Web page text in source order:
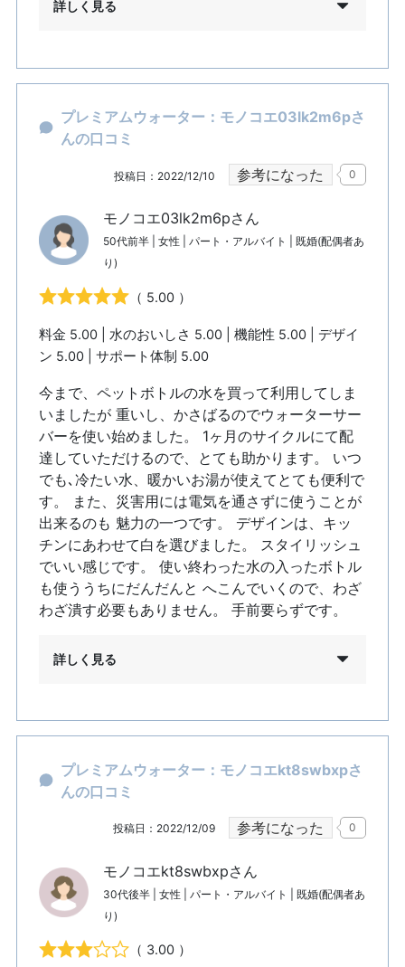
詳しく見る
プレミアムウォーター：モノコエ03lk2m6pさ
んの口コミ
投稿日：2022/12/10 参考になった 0
モノコエ03lk2m6pさん
50代前半 | 女性 | パート・アルバイト | 既婚(配偶者あ
り)
（ 5.00 ）
料金 5.00 | 水のおいしさ 5.00 | 機能性 5.00 | デザイ
ン 5.00 | サポート体制 5.00
今まで、ペットボトルの水を買って利用してしま
いましたが 重いし、かさばるのでウォーターサー
バーを使い始めました。 1ヶ月のサイクルにて配
達していただけるので、とても助かります。 いつ
でも､冷たい水、暖かいお湯が使えてとても便利で
す。 また、災害用には電気を通さずに使うことが
出来るのも 魅力の一つです。 デザインは、キッ
チンにあわせて白を選びました。 スタイリッシュ
でいい感じです。 使い終わった水の入ったボトル
も使ううちにだんだんと へこんでいくので、わざ
わざ潰す必要もありません。 手前要らずです。
詳しく見る
プレミアムウォーター：モノコエkt8swbxpさ
んの口コミ
投稿日：2022/12/09 参考になった 0
モノコエkt8swbxpさん
30代後半 | 女性 | パート・アルバイト | 既婚(配偶者あ
り)
（ 3.00 ）